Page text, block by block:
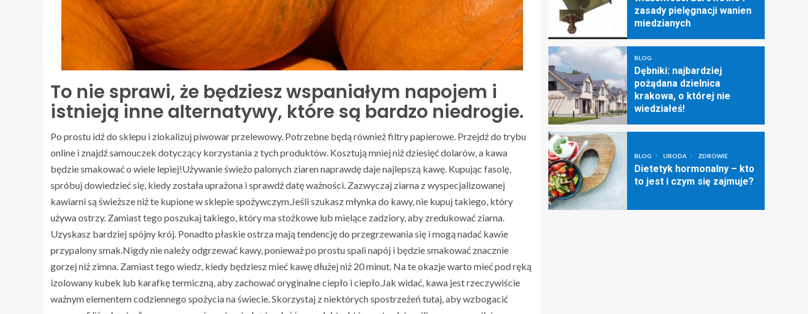
To nie sprawi, że będziesz wspaniałym napojem i
istnieją inne alternatywy, które są bardzo niedrogie.
Po prostu idź do sklepu i zlokalizuj piwowar przelewowy. Potrzebne będą również filtry papierowe. Przejdź do trybu
online i znajdź samouczek dotyczący korzystania z tych produktów. Kosztują mniej niż dziesięć dolarów, a kawa
będzie smakować o wiele lepiej!Używanie świeżo palonych ziaren naprawdę daje najlepszą kawę. Kupując fasolę,
spróbuj dowiedzieć się, kiedy została uprażona i sprawdź datę ważności. Zazwyczaj ziarna z wyspecjalizowanej
kawiarni są świeższe niż te kupione w sklepie spożywczym.Jeśli szukasz młynka do kawy, nie kupuj takiego, który
używa ostrzy. Zamiast tego poszukaj takiego, który ma stożkowe lub mielące zadziory, aby zredukować ziarna.
Uzyskasz bardziej spójny krój. Ponadto płaskie ostrza mają tendencję do przegrzewania się i mogą nadać kawie
przypalony smak.Nigdy nie należy odgrzewać kawy, ponieważ po prostu spali napój i będzie smakować znacznie
gorzej niż zimna. Zamiast tego wiedz, kiedy będziesz mieć kawę dłużej niż 20 minut. Na te okazje warto mieć pod ręką
izolowany kubek lub karafkę termiczną, aby zachować oryginalne ciepło i ciepło.Jak widać, kawa jest rzeczywiście
ważnym elementem codziennego spożycia na świecie. Skorzystaj z niektórych spostrzeżeń tutaj, aby wzbogacić
zasady pielęgnacji wanien
miedzianych
BLOG
Dębniki: najbardziej
pożądana dzielnica
krakowa, o której nie
wiedziałeś!
BLOG URODA ZDROWIE
Dietetyk hormonalny – kto
to jest i czym się zajmuje?